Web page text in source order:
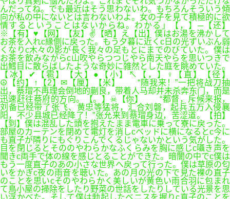
んだってね。でも最近はそう思わないわ。もちろんそういう傾
向が私の中にないとは言わないわよ。女の子を見て積極的に欲
情するということはないからね。わかる」【，】─【还】
※【有】♥【网】【友】✌【晒】え【出】僕はお湯を沸かして
お茶を入れc縁側に戻った。もう夕暮に近くc日の光ずいぶん弱
くなりc木々の影が長く我々の足もとにまでのびていた。僕は
お茶を飲みながらc山吹やらつつじやら南天やらを思いつきで
出鱈目に散らばしたような奇妙に雑然とした庭を眺めていた。
【冰】✔【雹】【大】●【小】↖【，】♀【直】【径】
☮【约】↑【2】✉【厘】【米】 “随我来！”一把将战刀抽
出，蔡瑁不再理会倒地的蒯良，带着人马却并未杀奔东门，而是
迅速赶往蔡府的方向。【。】☠【你】 “都督，斥候来报，
刘备已经带了张飞、黄忠等猛将，汇合刘磐，起兵五万入侵襄
阳，不少县城已经降了！”张允来到蔡瑁身边，苦涩道。【拍】
【到】僕は混乱した頭を抱えたまま電車に乗って寮に戻った。
部屋のカーテンを閉めて電灯を消しcベッドに横になるとc今に
も直子が隣りにもぐりこんでくるじゃないかという気がした。
目を閉じるとそののやわらかなふくらみを胸に感じc囁き声を
聞きc両手で体の線を感じとることができた。暗闇の中でc僕は
もう一度直子のあの小さな世界へ戻って行った。僕は草原の匂
いをかぎc夜の雨音を聴いた。あの月の光の下で見た裸の直子
のことを思いcそのやわらかく美しいが黄色い雨合羽に包まれ
て鳥小屋の掃除をしたり野菜の世話をしたりしている光景を思
い浮かべた。そして僕は勃起したベニスを握りc直子のことを